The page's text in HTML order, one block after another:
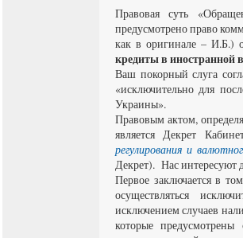
Правовая суть
предусмотрено право
как в оригинале – И.Б.)
кредиты в иностранной
Ваш покорный слуга
«исключительно для
Украины».
Правовым актом,
является Декрет
регулирования и
Декрет). Нас интересуют
Первое заключается в
осуществляться
исключением случаев
которые